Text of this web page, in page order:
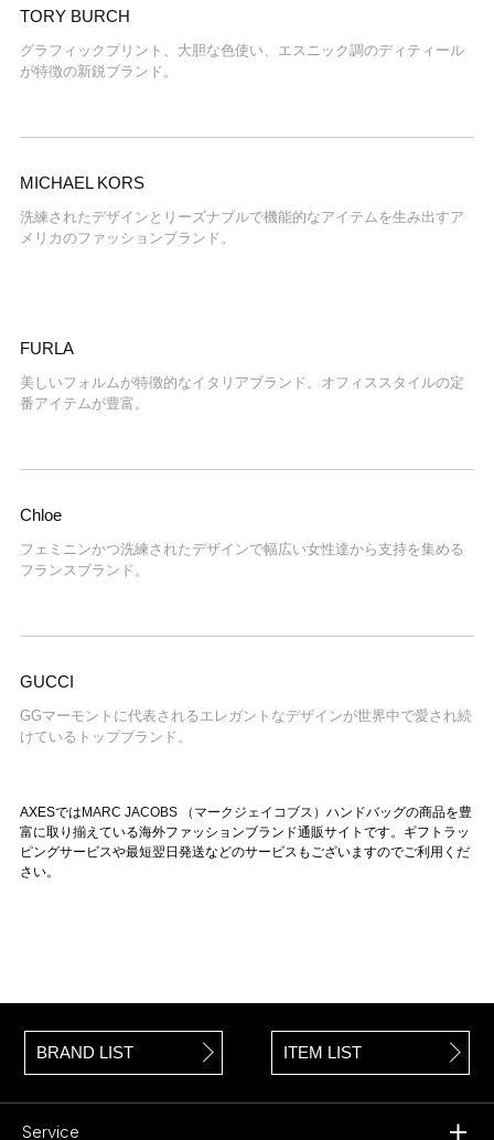
TORY BURCH
グラフィックプリント、大胆な色使い、エスニック調のディティール
が特徴の新鋭ブランド。
MICHAEL KORS
洗練されたデザインとリーズナブルで機能的なアイテムを生み出すア
メリカのファッションブランド。
FURLA
美しいフォルムが特徴的なイタリアブランド。オフィススタイルの定
番アイテムが豊富。
Chloe
フェミニンかつ洗練されたデザインで幅広い女性達から支持を集める
フランスブランド。
GUCCI
GGマーモントに代表されるエレガントなデザインが世界中で愛され続
けているトップブランド。
AXESではMARC JACOBS （マークジェイコブス） ハンドバッグの商品を豊
富に取り揃えている海外ファッションブランド通販サイトです。ギフトラッ
ピングサービスや最短翌日発送などのサービスもございますのでご利用くだ
さい。
BRAND LIST ITEM LIST
Service